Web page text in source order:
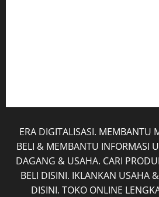
ERA DIGITALISASI. MEMBANTU
BELI & MEMBANTU INFORMASI
DAGANG & USAHA. CARI
BELI DISINI. IKLANKAN USAHA
DISINI. TOKO ONLINE